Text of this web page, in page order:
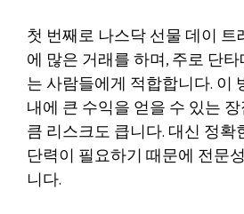
첫 번째로 나스닥 선물 데이
에 많은 거래를 하며, 주로 단
는 사람들에게 적합합니다. 이
내에 큰 수익을 얻을 수 있는
큼 리스크도 큽니다. 대신 정
단력이 필요하기 때문에 전문
니다.